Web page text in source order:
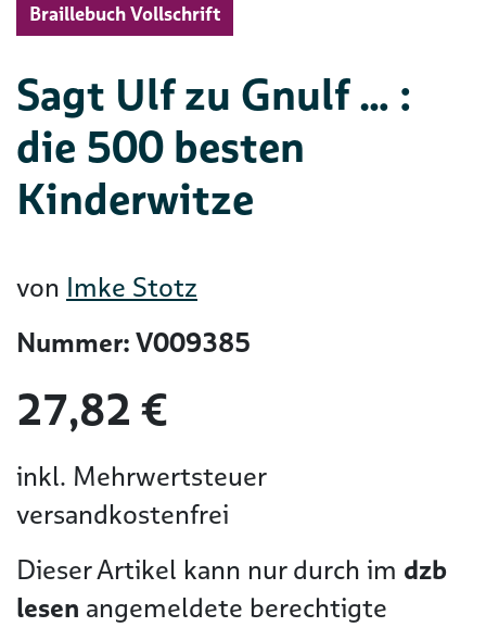
Braillebuch Vollschrift
Sagt Ulf zu Gnulf … :
die 500 besten
Kinderwitze
von Imke Stotz
Nummer: V009385
27,82 €
inkl. Mehrwertsteuer
versandkostenfrei
Dieser Artikel kann nur durch im dzb
lesen angemeldete berechtigte